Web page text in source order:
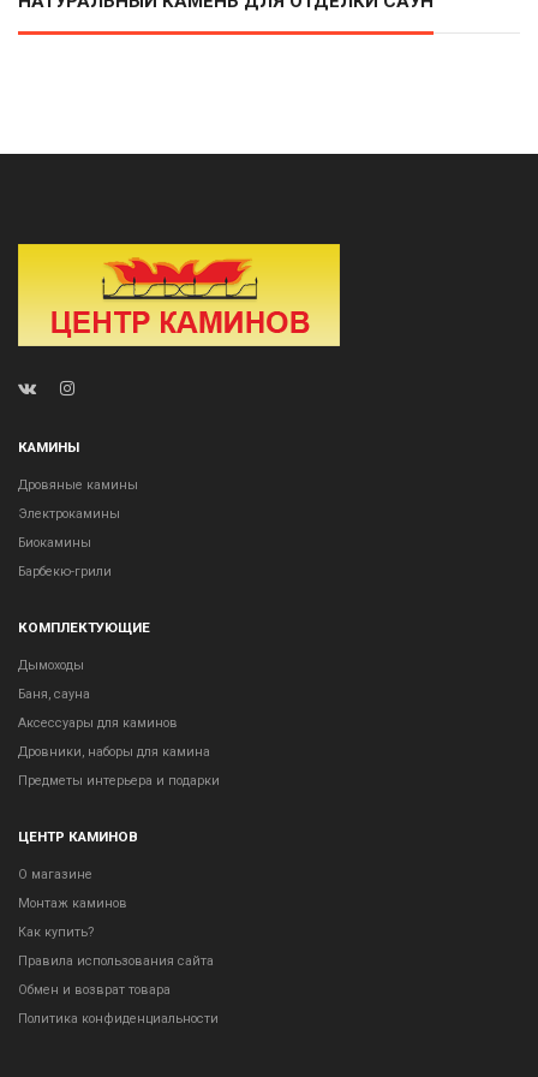
КАМИНЫ
Дровяные камины
Электрокамины
Биокамины
Барбекю-грили
КОМПЛЕКТУЮЩИЕ
Дымоходы
Баня, сауна
Аксессуары для каминов
Дровники, наборы для камина
Предметы интерьера и подарки
ЦЕНТР КАМИНОВ
О магазине
Монтаж каминов
Как купить?
Правила использования сайта
Обмен и возврат товара
Политика конфиденциальности